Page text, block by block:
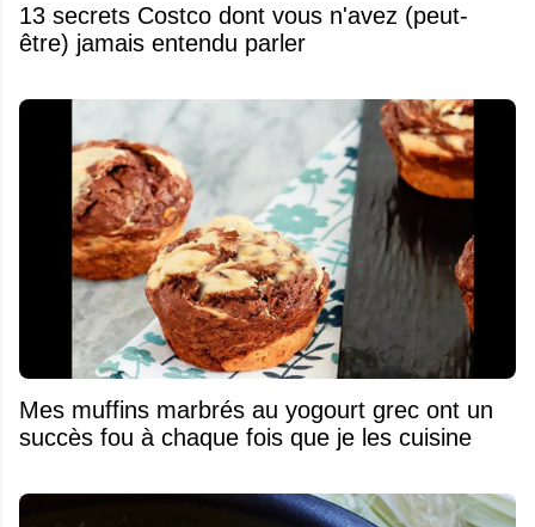
13 secrets Costco dont vous n'avez (peut-
être) jamais entendu parler
Mes muffins marbrés au yogourt grec ont un
succès fou à chaque fois que je les cuisine